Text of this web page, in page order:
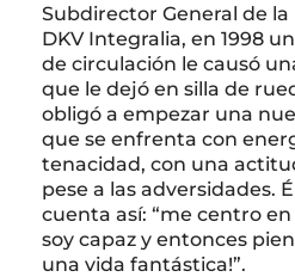
Subdirector General de
DKV Integralia, en 1998
de circulación le causó
que le dejó en silla de
obligó a empezar una
que se enfrenta con
tenacidad, con una
pese a las adversidades.
cuenta así: “me centro
soy capaz y entonces
una vida fantástica!”.